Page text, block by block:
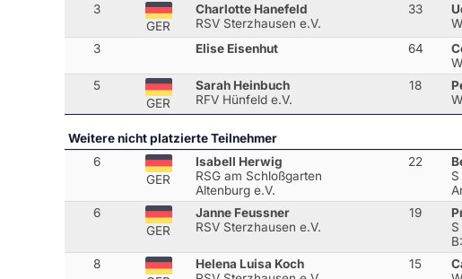
3
GER
Charlotte Hanefeld
RSV Sterzhausen e.V.
33
3 Elise Eisenhut 64
5
GER
Sarah Heinbuch
RFV Hünfeld e.V.
18
Weitere nicht platzierte Teilnehmer
6
GER
Isabell Herwig
RSG am Schloßgarten
Altenburg e.V.
22
6
GER
Janne Feussner
RSV Sterzhausen e.V.
19
8
Helena Luisa Koch
15